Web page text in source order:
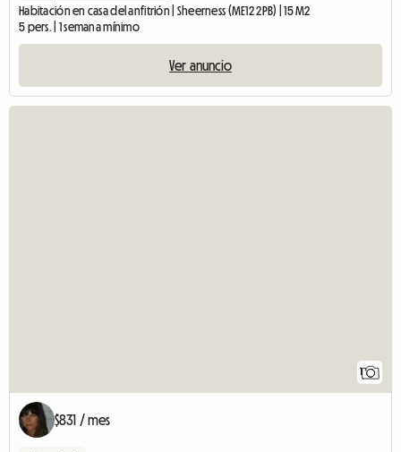
Habitación en casa del anfitrión | Sheerness (ME12 2PB) | 15 M2
5 pers. | 1 semana mínimo
Ver anuncio
$831 / mes